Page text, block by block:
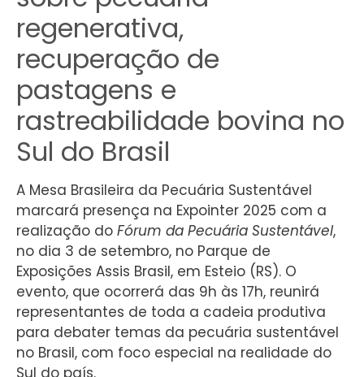
regenerativa,
recuperação de
pastagens e
rastreabilidade bovina no
Sul do Brasil
A Mesa Brasileira da Pecuária Sustentável
marcará presença na Expointer 2025 com a
realização do Fórum da Pecuária Sustentável,
no dia 3 de setembro, no Parque de
Exposições Assis Brasil, em Esteio (RS). O
evento, que ocorrerá das 9h às 17h, reunirá
representantes de toda a cadeia produtiva
para debater temas da pecuária sustentável
no Brasil, com foco especial na realidade do
Sul do país.